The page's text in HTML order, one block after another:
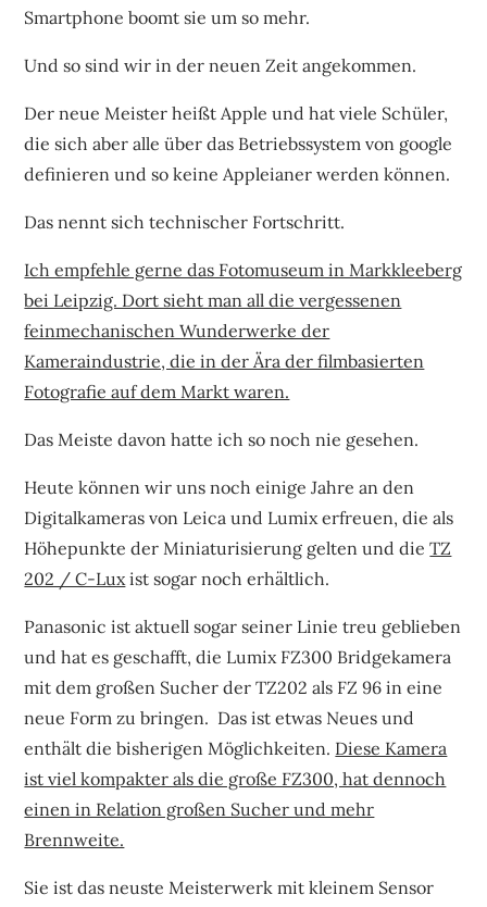
Smartphone boomt sie um so mehr.
Und so sind wir in der neuen Zeit angekommen.
Der neue Meister heißt Apple und hat viele Schüler,
die sich aber alle über das Betriebssystem von google
definieren und so keine Appleianer werden können.
Das nennt sich technischer Fortschritt.
Ich empfehle gerne das Fotomuseum in Markkleeberg
bei Leipzig. Dort sieht man all die vergessenen
feinmechanischen Wunderwerke der
Kameraindustrie, die in der Ära der filmbasierten
Fotografie auf dem Markt waren.
Das Meiste davon hatte ich so noch nie gesehen.
Heute können wir uns noch einige Jahre an den
Digitalkameras von Leica und Lumix erfreuen, die als
Höhepunkte der Miniaturisierung gelten und dieTZ
202 / C-Luxist sogar noch erhältlich.
Panasonic ist aktuell sogar seiner Linie treu geblieben
und hat es geschafft, die Lumix FZ300 Bridgekamera
mit dem großen Sucher der TZ202 als FZ 96 in eine
neue Form zu bringen. Das ist etwas Neues und
enthält die bisherigen Möglichkeiten. Diese Kamera
ist viel kompakter als die große FZ300, hat dennoch
einen in Relation großen Sucher und mehr
Brennweite.
Sie ist das neuste Meisterwerk mit kleinem Sensor